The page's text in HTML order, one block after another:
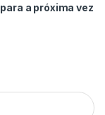
a próxima vez